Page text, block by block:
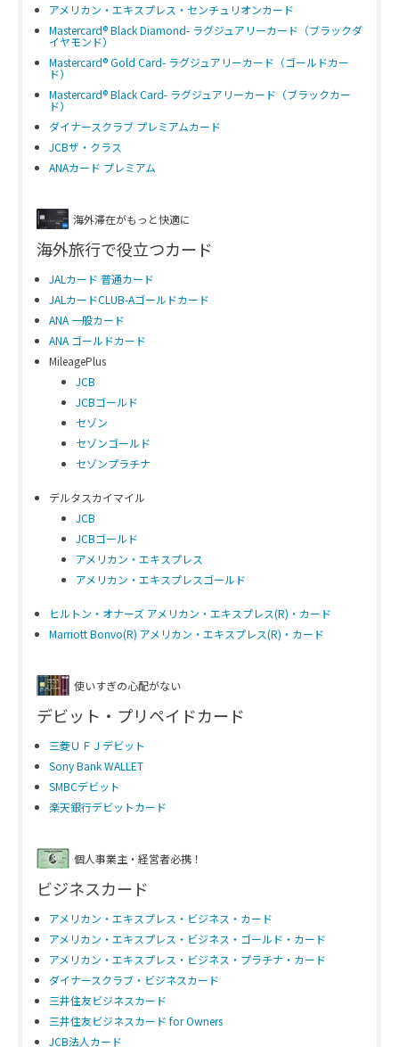
アメリカン・エキスプレス・センチュリオンカード
Mastercard® Black Diamond- ラグジュアリーカード（ブラックダ
イヤモンド）
Mastercard® Gold Card- ラグジュアリーカード（ゴールドカー
ド）
Mastercard® Black Card- ラグジュアリーカード（ブラックカー
ド）
ダイナースクラブ プレミアムカード
JCBザ・クラス
ANAカード プレミアム
海外滞在がもっと快適に
海外旅行で役立つカード
JALカード 普通カード
JALカードCLUB-Aゴールドカード
ANA 一般カード
ANA ゴールドカード
MileagePlus
JCB
JCBゴールド
セゾン
セゾンゴールド
セゾンプラチナ
デルタスカイマイル
JCB
JCBゴールド
アメリカン・エキスプレス
アメリカン・エキスプレスゴールド
ヒルトン・オナーズ アメリカン・エキスプレス(R)・カード
Marriott Bonvo(R) アメリカン・エキスプレス(R)・カード
使いすぎの心配がない
デビット・プリペイドカード
三菱ＵＦＪデビット
Sony Bank WALLET
SMBCデビット
楽天銀行デビットカード
個人事業主・経営者必携！
ビジネスカード
アメリカン・エキスプレス・ビジネス・カード
アメリカン・エキスプレス・ビジネス・ゴールド・カード
アメリカン・エキスプレス・ビジネス・プラチナ・カード
ダイナースクラブ・ビジネスカード
三井住友ビジネスカード
三井住友ビジネスカード for Owners
JCB法人カード